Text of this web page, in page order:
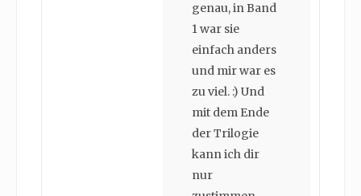
genau, in Band
1 war sie
einfach anders
und mir war es
zu viel. :) Und
mit dem Ende
der Trilogie
kann ich dir
nur